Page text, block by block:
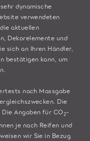
dynamische
verwendeten
aktuellen
Dekorelemente und
sich an Ihren Händler,
bestätigen kann, um
nach Massgabe
Die
Angaben für CO2-
je nach Reifen und
wir Sie in Bezug